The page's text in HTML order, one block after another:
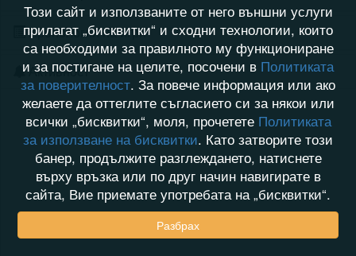
Хронология на игри
Активност
Този сайт и използваните от него външни услуги
прилагат „бисквитки“ и сходни технологии, които
са необходими за правилното му функциониране
и за постигане на целите, посочени в Политиката
за поверителност. За повече информация или ако
желаете да оттеглите съгласието си за някои или
всички „бисквитки“, моля, прочетете Политиката
за използване на бисквитки. Като затворите този
банер, продължите разглеждането, натиснете
върху връзка или по друг начин навигирате в
сайта, Вие приемате употребата на „бисквитки“.
Разбрах